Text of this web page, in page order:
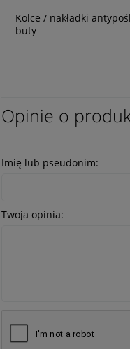
Chusteczki do czyszczenia i
dekontaminacji sprzętu
Kolce / nakładki
buty
Opinie o
Imię lub pseudonim:
Twoja opinia: